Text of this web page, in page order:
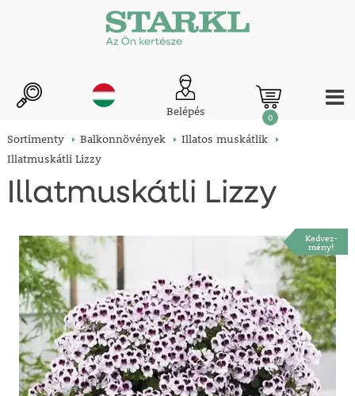
Belépés 0
Sortimenty Balkonnövények
Illatos muskátlik
Illatmuskátli Lizzy
Illatmuskátli Lizzy
Kedvez-
mény!